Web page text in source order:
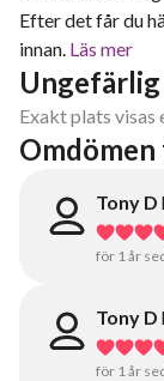
Efter det får du
innan. Läs mer
Exakt plats
Tony D
för 1 år
Tony D
för 1 år